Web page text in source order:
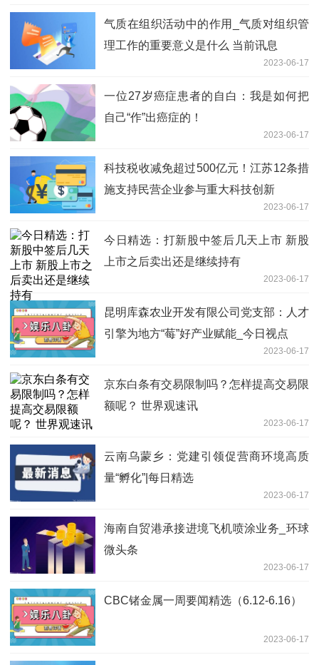
气质在组织活动中的作用_气质对组织管
理工作的重要意义是什么 当前讯息
2023-06-17
一位27岁癌症患者的自白：我是如何把
自己“作”出癌症的！
2023-06-17
科技税收减免超过500亿元！江苏12条措
施支持民营企业参与重大科技创新
2023-06-17
今日精选：打新股中签后几天上市 新股
上市之后卖出还是继续持有
2023-06-17
昆明库森农业开发有限公司党支部：人才
引擎为地方“莓”好产业赋能_今日视点
2023-06-17
京东白条有交易限制吗？怎样提高交易限
额呢？ 世界观速讯
2023-06-17
云南乌蒙乡：党建引领促营商环境高质
量“孵化”|每日精选
2023-06-17
海南自贸港承接进境飞机喷涂业务_环球
微头条
2023-06-17
CBC锗金属一周要闻精选（6.12-6.16）
2023-06-17